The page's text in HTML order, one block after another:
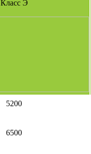
Класс Э
5200
6500